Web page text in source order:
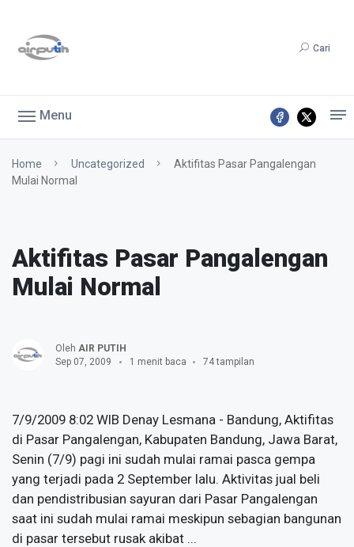
Cari
Menu
Home Uncategorized
Aktifitas Pasar Pangalengan
Mulai Normal
Aktifitas Pasar Pangalengan
Mulai Normal
Oleh AIR PUTIH
Sep 07, 2009
1 menit baca 74 tampilan
7/9/2009 8:02 WIB Denay Lesmana - Bandung, Aktifitas
di Pasar Pangalengan, Kabupaten Bandung, Jawa Barat,
Senin (7/9) pagi ini sudah mulai ramai pasca gempa
yang terjadi pada 2 September lalu. Aktivitas jual beli
dan pendistribusian sayuran dari Pasar Pangalengan
saat ini sudah mulai ramai meskipun sebagian bangunan
di pasar tersebut rusak akibat ...